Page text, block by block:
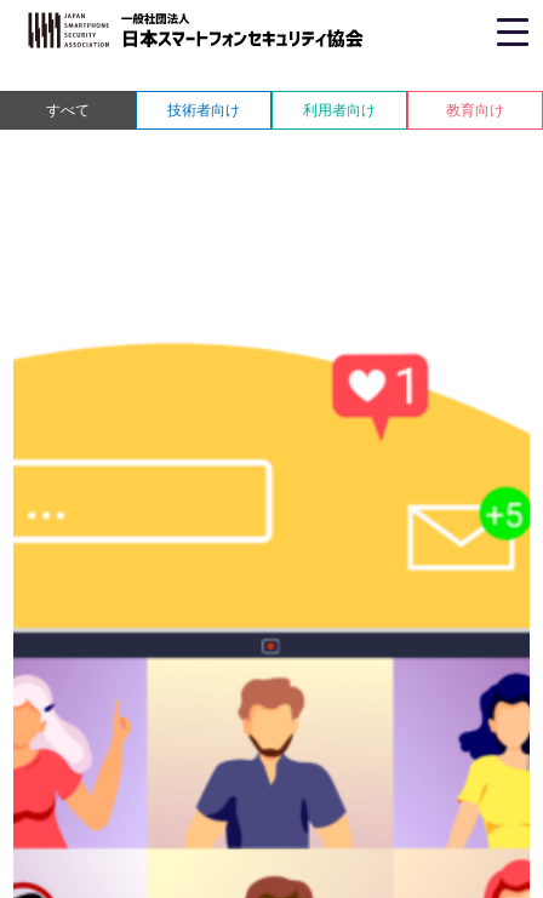
ホーム> コラム
すべて 技術者向け 利用者向け 教育向け